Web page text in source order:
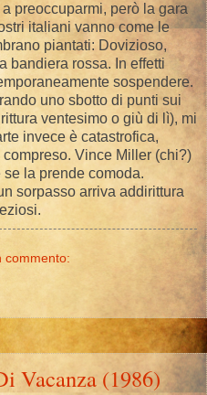
preoccuparmi, però la gara
italiani vanno come le
piantati: Dovizioso,
bandiera rossa. In effetti
sospendere.
uno sbotto di punti sui
ventesimo o giù di lì), mi
invece è catastrofica,
Vince Miller (chi?)
la prende comoda.
sorpasso arriva addirittura
commento:
Vacanza (1986)